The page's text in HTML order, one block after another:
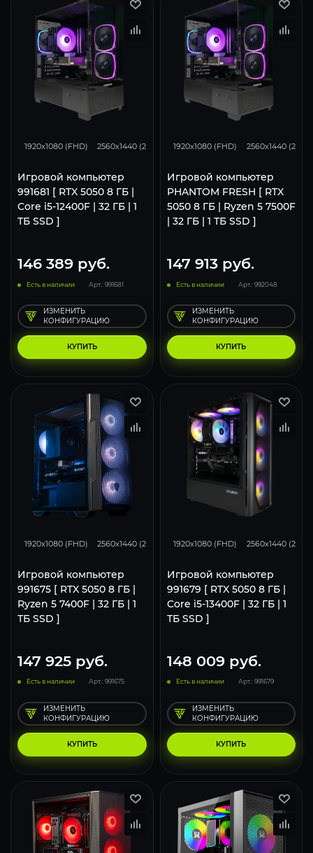
1920x1080 (FHD) 2560x1440 (2K) 3840x2160 (4K)
Игровой компьютер
991681 [ RTX 5050 8 ГБ |
Core i5-12400F | 32 ГБ | 1
ТБ SSD ]
146 389 руб.
Есть в наличии Арт.: 991681
КУПИТЬ
ИЗМЕНИТЬ
КОНФИГУРАЦИЮ
1920x1080 (FHD) 2560x1440 (2K)
Игровой компьютер
PHANTOM FRESH [ RTX
5050 8 ГБ | Ryzen 5 7500F
| 32 ГБ | 1 ТБ SSD ]
147 913руб.
Есть в наличии Арт.: 992048
КУПИТЬ
ИЗМЕНИТЬ
КОНФИГУРАЦИЮ
1920x1080 (FHD) 2560x1440 (2K) 3840x2160 (4K)
Игровой компьютер
991675 [ RTX 5050 8 ГБ |
Ryzen 5 7400F | 32 ГБ | 1
ТБ SSD ]
147 925 руб.
Есть в наличии Арт.: 991675
КУПИТЬ
ИЗМЕНИТЬ
КОНФИГУРАЦИЮ
1920x1080 (FHD) 2560x1440 (2K)
Игровой компьютер
991679 [ RTX 5050 8 ГБ |
Core i5-13400F | 32 ГБ | 1
ТБ SSD ]
148 009руб.
Есть в наличии Арт.: 991679
КУПИТЬ
ИЗМЕНИТЬ
КОНФИГУРАЦИЮ